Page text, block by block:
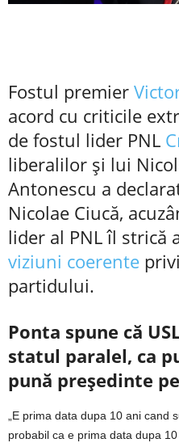
Fostul premier
acord cu criticile
de fostul lider PNL
liberalilor și lui
Antonescu a
Nicolae Ciucă,
lider al PNL îl strică
viziuni coerente
partidului.
Ponta spune că
statul paralel, ca
pună președinte
„E prima data dupa 10 ani cand
probabil ca e prima data dupa